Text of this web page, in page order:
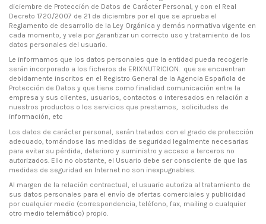
diciembre de Protección de Datos de Carácter Personal, y con el Real
Decreto 1720/2007 de 21 de diciembre por el que se aprueba el
Reglamento de desarrollo de la Ley Orgánica y demás normativa vigente en
cada momento, y vela por garantizar un correcto uso y tratamiento de los
datos personales del usuario.
Le informamos que los datos personales que la entidad pueda recogerle
serán incorporado a los ficheros de ERIXNUTRICION. que se encuentran
debidamente inscritos en el Registro General de la Agencia Española de
Protección de Datos y que tiene como finalidad comunicación entre la
empresa y sus clientes, usuarios, contactos o interesados en relación a
nuestros productos o los servicios que prestamos, solicitudes de
información, etc
Los datos de carácter personal, serán tratados con el grado de protección
adecuado, tomándose las medidas de seguridad legalmente necesarias
para evitar su pérdida, deterioro y suministro y acceso a terceros no
autorizados. Ello no obstante, el Usuario debe ser consciente de que las
medidas de seguridad en Internet no son inexpugnables.
Al margen de la relación contractual, el usuario autoriza al tratamiento de
sus datos personales para el envío de ofertas comerciales y publicidad
por cualquier medio (correspondencia, teléfono, fax, mailing o cualquier
otro medio telemático) propio.